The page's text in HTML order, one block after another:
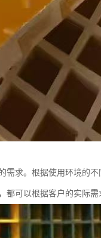
需求。根据使用环境的
可以根据客户的实际需